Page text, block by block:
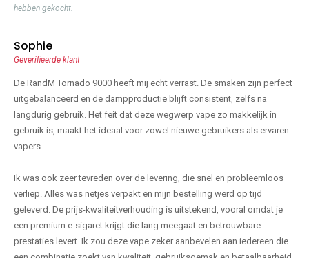
hebben gekocht.
Sophie
Geverifieerde klant
De RandM Tornado 9000 heeft mij echt verrast. De smaken zijn perfect
uitgebalanceerd en de dampproductie blijft consistent, zelfs na
langdurig gebruik. Het feit dat deze wegwerp vape zo makkelijk in
gebruik is, maakt het ideaal voor zowel nieuwe gebruikers als ervaren
vapers.
Ik was ook zeer tevreden over de levering, die snel en probleemloos
verliep. Alles was netjes verpakt en mijn bestelling werd op tijd
geleverd. De prijs-kwaliteitverhouding is uitstekend, vooral omdat je
een premium e-sigaret krijgt die lang meegaat en betrouwbare
prestaties levert. Ik zou deze vape zeker aanbevelen aan iedereen die